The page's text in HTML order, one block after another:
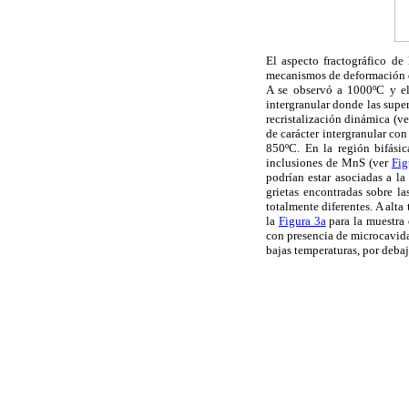
El aspecto fractográfico de
mecanismos de
A se observó a 1000ºC y
intergranular donde las
recristalización dinámica
de carácter intergranular
850ºC. En la región
inclusiones de MnS (ver
podrían estar asociadas a
grietas encontradas sobre
totalmente diferentes. A
la Figura 3a para la
con presencia de
bajas temperaturas, por